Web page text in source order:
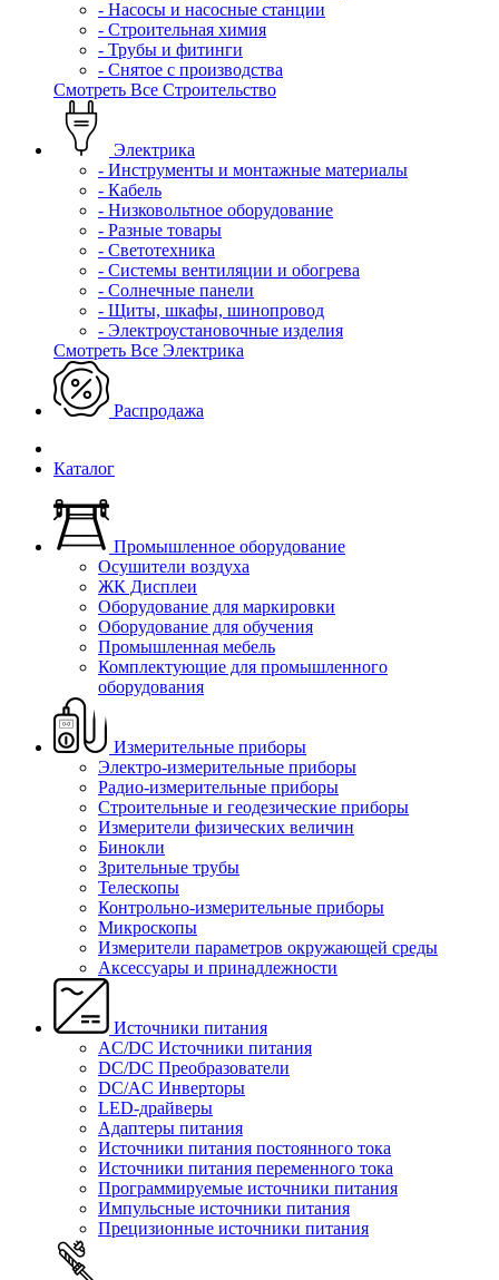
- Насосы и насосные станции
- Строительная химия
- Трубы и фитинги
- Снятое с производства
Смотреть Все Строительство
Электрика
- Инструменты и монтажные материалы
- Кабель
- Низковольтное оборудование
- Разные товары
- Светотехника
- Системы вентиляции и обогрева
- Солнечные панели
- Щиты, шкафы, шинопровод
- Электроустановочные изделия
Смотреть Все Электрика
Распродажа
Каталог
Промышленное оборудование
Осушители воздуха
ЖК Дисплеи
Оборудование для маркировки
Оборудование для обучения
Промышленная мебель
Комплектующие для промышленного
оборудования
Измерительные приборы
Электро-измерительные приборы
Радио-измерительные приборы
Строительные и геодезические приборы
Измерители физических величин
Бинокли
Зрительные трубы
Телескопы
Контрольно-измерительные приборы
Микроскопы
Измерители параметров окружающей среды
Аксессуары и принадлежности
Источники питания
AC/DC Источники питания
DC/DC Преобразователи
DC/AC Инверторы
LED-драйверы
Адаптеры питания
Источники питания постоянного тока
Источники питания переменного тока
Программируемые источники питания
Импульсные источники питания
Прецизионные источники питания